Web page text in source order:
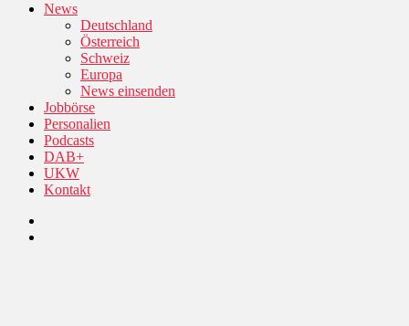
News
Deutschland
Österreich
Schweiz
Europa
News einsenden
Jobbörse
Personalien
Podcasts
DAB+
UKW
Kontakt